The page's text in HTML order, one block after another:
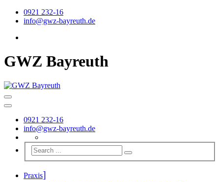
0921 232-16
info@gwz-bayreuth.de
GWZ Bayreuth
0921 232-16
info@gwz-bayreuth.de
Praxis